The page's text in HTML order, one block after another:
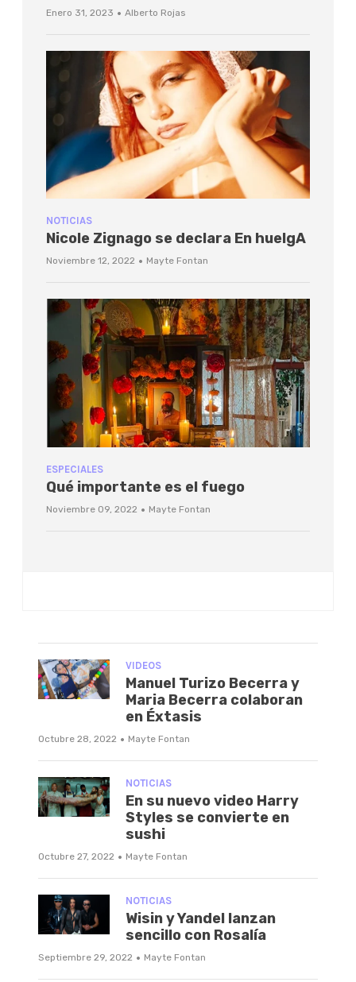
Enero 31, 2023 · Alberto Rojas
NOTICIAS
Nicole Zignago se declara En huelgA
Noviembre 12, 2022 · Mayte Fontan
ESPECIALES
Qué importante es el fuego
Noviembre 09, 2022 · Mayte Fontan
VIDEOS
Manuel Turizo Becerra y
Maria Becerra colaboran
en Éxtasis
Octubre 28, 2022 · Mayte Fontan
NOTICIAS
En su nuevo video Harry
Styles se convierte en
sushi
Octubre 27, 2022 · Mayte Fontan
NOTICIAS
Wisin y Yandel lanzan
sencillo con Rosalía
Septiembre 29, 2022 · Mayte Fontan